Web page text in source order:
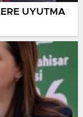
UYUTMA